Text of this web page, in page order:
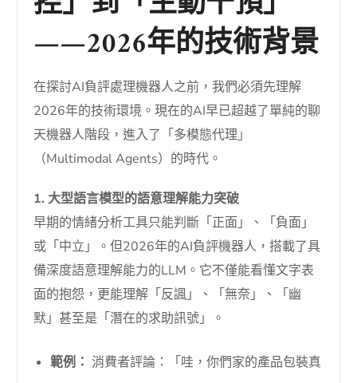
——2026年的技術背景
在探討AI負評處理機器人之前，我們必須先理解
2026年的技術環境。現在的AI早已超越了單純的聊
天機器人階段，進入了「多模態代理」
（Multimodal Agents）的時代。
1. 大型語言模型的語意理解能力突破
早期的情緒分析工具只能判斷「正面」、「負面」
或「中立」。但2026年的AI負評機器人，搭載了具
備深度語意理解能力的LLM。它不僅能看懂文字表
面的抱怨，更能理解「反諷」、「無奈」、「幽
默」甚至是「潛在的求助訊號」。
範例： 消費者評論：「哇，你們家的產品包裝真